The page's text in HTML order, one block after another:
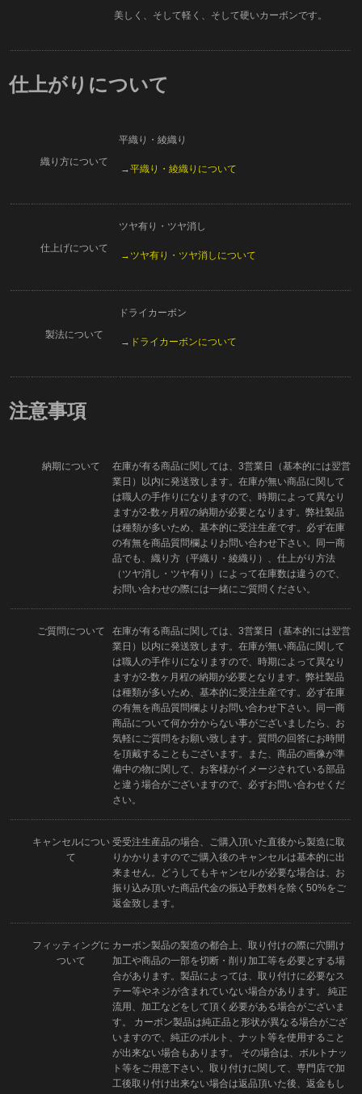
美しく、そして軽く、そして硬いカーボンです。
仕上がりについて
織り方について
平織り・綾織り
→平織り・綾織りについて
仕上げについて
ツヤ有り・ツヤ消し
→ツヤ有り・ツヤ消しについて
製法について
ドライカーボン
→ドライカーボンについて
注意事項
納期について
在庫が有る商品に関しては、3営業日（基本的には翌営
業日）以内に発送致します。在庫が無い商品に関して
は職人の手作りになりますので、時期によって異なり
ますが2-数ヶ月程の納期が必要となります。弊社製品
は種類が多いため、基本的に受注生産です。必ず在庫
の有無を商品質問欄よりお問い合わせ下さい。同一商
品でも、織り方（平織り・綾織り）、仕上がり方法
（ツヤ消し・ツヤ有り）によって在庫数は違うので、
お問い合わせの際には一緒にご質問ください。
ご質問について
在庫が有る商品に関しては、3営業日（基本的には翌営
業日）以内に発送致します。在庫が無い商品に関して
は職人の手作りになりますので、時期によって異なり
ますが2-数ヶ月程の納期が必要となります。弊社製品
は種類が多いため、基本的に受注生産です。必ず在庫
の有無を商品質問欄よりお問い合わせ下さい。同一商
商品について何か分からない事がございましたら、お
気軽にご質問をお願い致します。質問の回答にお時間
を頂戴することもございます。また、商品の画像が準
備中の物に関して、お客様がイメージされている部品
と違う場合がございますので、必ずお問い合わせくだ
さい。
キャンセルについ
て
受受注生産品の場合、ご購入頂いた直後から製造に取
りかかりますのでご購入後のキャンセルは基本的に出
来ません。どうしてもキャンセルが必要な場合は、お
振り込み頂いた商品代金の振込手数料を除く50%をご
返金致します。
フィッティングに
ついて
カーボン製品の製造の都合上、取り付けの際に穴開け
加工や商品の一部を切断・削り加工等を必要とする場
合があります。製品によっては、取り付けに必要なス
テー等やネジが含まれていない場合があります。 純正
流用、加工などをして頂く必要がある場合がございま
す。 カーボン製品は純正品と形状が異なる場合がござ
いますので、純正のボルト、ナット等を使用すること
が出来ない場合もあります。 その場合は、ボルトナッ
ト等をご用意下さい。取り付けに関して、専門店で加
工後取り付け出来ない場合は返品頂いた後、返金もし